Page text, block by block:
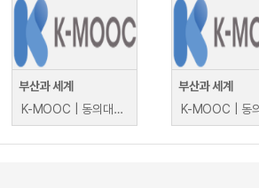
부산과 세계
K-MOOC | 동의대학교 정주영, 김치용, 이철우, 최연주, 김일수, 허만규, 손명균, 김인호, 이홍배, 임동순, 최병기, 유형숙, 김가야, 정효운, 박영배
부산과 세계